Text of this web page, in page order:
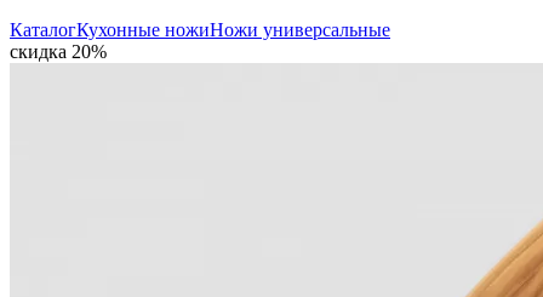
КаталогКухонные ножиНожи универсальные
скидка 20%